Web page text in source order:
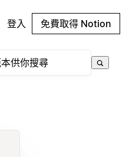
登入 免費取得 Notion